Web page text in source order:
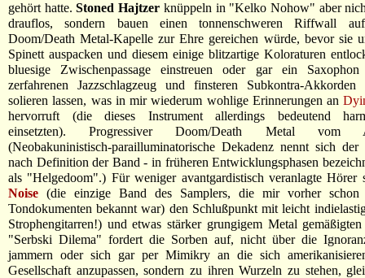
gehört hatte.Stoned Hajtzer knüppeln in "Kelko Nohow" aber
drauflos, sondern bauen einen tonnenschweren Riffwall
Doom/Death Metal-Kapelle zur Ehre gereichen würde, bevor sie
Spinett auspacken und diesem einige blitzartige Koloraturen
bluesige Zwischenpassage einstreuen oder gar ein
zerfahrenen Jazzschlagzeug und finsteren Subkontra-
solieren lassen, was in mir wiederum wohlige Erinnerungen an
hervorruft (die dieses Instrument allerdings bedeutend
einsetzten). Progressiver Doom/Death Metal vom
(Neobakuninistisch-parailluminatorische Dekadenz nennt sich
nach Definition der Band - in früheren Entwicklungsphasen
als "Helgedoom".) Für weniger avantgardistisch veranlagte Hörer
Noise (die einzige Band des Samplers, die mir vorher schon
Tondokumenten bekannt war) den Schlußpunkt mit leicht
Strophengitarren!) und etwas stärker grungigem Metal gemäßigten
"Serbski Dilema" fordert die Sorben auf, nicht über die
jammern oder sich gar per Mimikry an die sich
Gesellschaft anzupassen, sondern zu ihren Wurzeln zu stehen,